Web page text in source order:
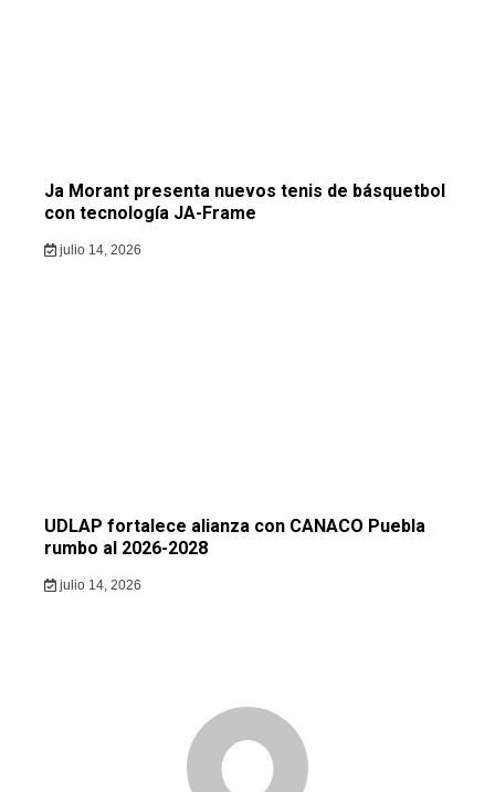
Ja Morant presenta nuevos tenis de básquetbol
con tecnología JA-Frame
julio 14, 2026
UDLAP fortalece alianza con CANACO Puebla
rumbo al 2026-2028
julio 14, 2026